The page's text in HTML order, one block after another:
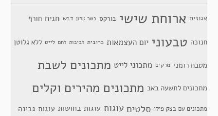
אגוזים ארוחת שישי בורקס בשר טחון דבש חגים חורף
חנוכה טבעוני יום העצמאות כרובית לביבות לחם לייט ללא גלוטן
מטבח רומני מרקים מתכוני לייט מתכונים לשבת
מתכונים לתשעה באב מתכונים מהירים וקלים
מתכונים עם בצק פילו סלטים עוגות עוגות בחושות עוגות גבינה